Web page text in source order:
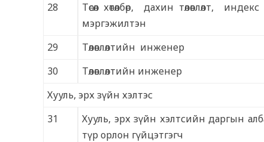
28
Төсөл хөтөлбөр, дахин төлөвлөлт,
мэргэжилтэн
29 Төлөвлөлтийн инженер
30
Төлөвлөлтийн инженер
Хууль, эрх зүйн хэлтэс
31
Хууль, эрх зүйн хэлтсийн даргын
түр орлон гүйцэтгэгч